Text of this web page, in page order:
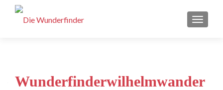
Wunderfinderwilhelmwander